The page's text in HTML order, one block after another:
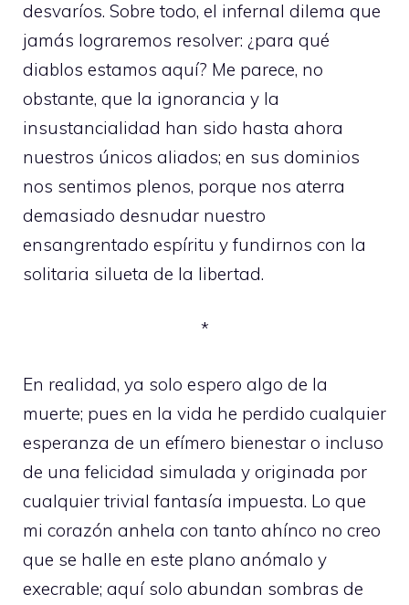
desvaríos. Sobre todo, el infernal dilema que
jamás lograremos resolver: ¿para qué
diablos estamos aquí? Me parece, no
obstante, que la ignorancia y la
insustancialidad han sido hasta ahora
nuestros únicos aliados; en sus dominios
nos sentimos plenos, porque nos aterra
demasiado desnudar nuestro
ensangrentado espíritu y fundirnos con la
solitaria silueta de la libertad.
*
En realidad, ya solo espero algo de la
muerte; pues en la vida he perdido cualquier
esperanza de un efímero bienestar o incluso
de una felicidad simulada y originada por
cualquier trivial fantasía impuesta. Lo que
mi corazón anhela con tanto ahínco no creo
que se halle en este plano anómalo y
execrable; aquí solo abundan sombras de